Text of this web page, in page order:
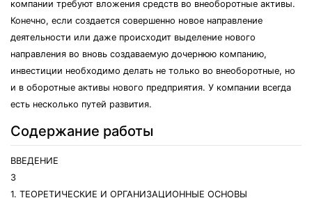
компании требуют вложения средств во внеоборотные активы.
Конечно, если создается совершенно новое направление
деятельности или даже происходит выделение нового
направления во вновь создаваемую дочернюю компанию,
инвестиции необходимо делать не только во внеоборотные, но
и в оборотные активы нового предприятия. У компании всегда
есть несколько путей развития.
Содержание работы
ВВЕДЕНИЕ
3
1. ТЕОРЕТИЧЕСКИЕ И ОРГАНИЗАЦИОННЫЕ ОСНОВЫ